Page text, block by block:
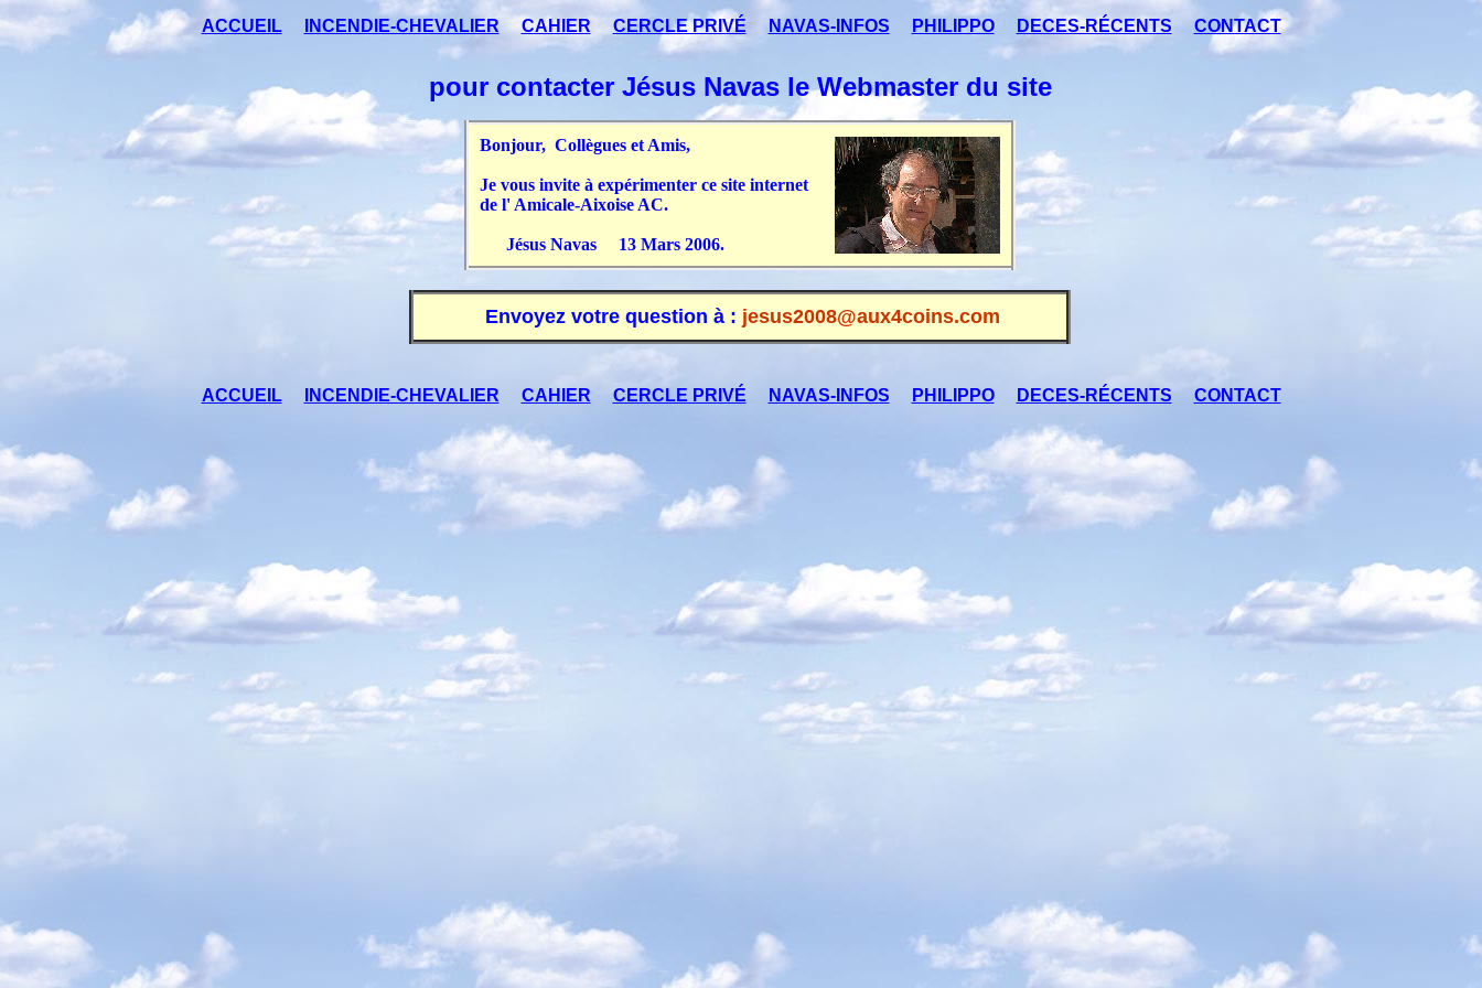
ACCUEIL INCENDIE-CHEVALIER CAHIER CERCLE PRIVÉ NAVAS-INFOS PHILIPPO DECES-RÉCENTS CONTACT
pour contacter Jésus Navas le Webmaster du site
Bonjour, Collègues et Amis,
Je vous invite à expérimenter ce site internet
de l' Amicale-Aixoise AC.
Jésus Navas 13 Mars 2006.
Envoyez votre question à : jesus2008@aux4coins.com
ACCUEIL INCENDIE-CHEVALIER CAHIER CERCLE PRIVÉ NAVAS-INFOS PHILIPPO DECES-RÉCENTS CONTACT